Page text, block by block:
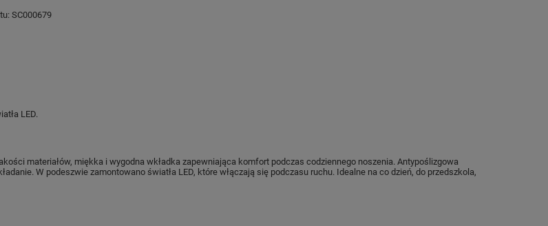
SC000679
LED.
materiałów, miękka i wygodna wkładka zapewniająca komfort podczas codziennego noszenia. Antypoślizgowa
W podeszwie zamontowano światła LED, które włączają się podczasu ruchu. Idealne na co dzień, do przedszkola,